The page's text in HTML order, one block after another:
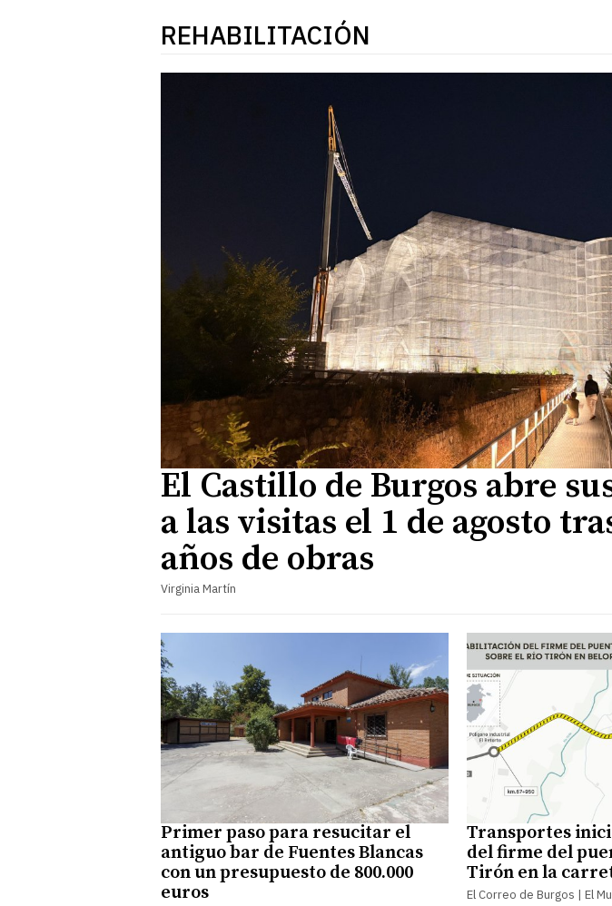
REHABILITACIÓN
El Castillo de Burgos abre
a las visitas el 1 de agosto
años de obras
Virginia Martín
Primer paso para resucitar el
antiguo bar de Fuentes Blancas
con un presupuesto de 800.000
euros
Transportes
del firme del
Tirón en la
El Correo de Burgos | El